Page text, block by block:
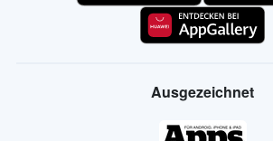
Ausgezeichnet